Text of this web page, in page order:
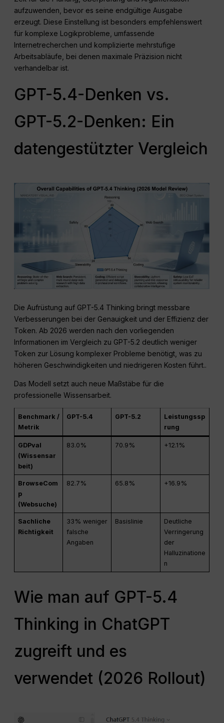
aufzuwenden, bevor es seine endgültige Ausgabe
erzeugt. Diese Einstellung ist besonders empfehlenswert
für komplexe Logikprobleme, umfassende
Internetrecherchen und komplizierte mehrstufige
Arbeitsabläufe, bei denen maximale Präzision nicht
verhandelbar ist.
GPT-5.4-Denken vs.
GPT-5.2-Denken: Ein
datengestützter Vergleich
Die Aufrüstung auf GPT-5.4 Thinking bringt messbare
Verbesserungen bei der Genauigkeit und der Effizienz der
Token. Ab 2026 werden nach den vorliegenden
Informationen im Vergleich zu GPT-5.2 deutlich weniger
Token zur Lösung komplexer Probleme benötigt, was zu
höheren Geschwindigkeiten und niedrigeren Kosten führt..
Das Modell setzt auch neue Maßstäbe für die
professionelle Wissensarbeit.
Benchmark /
Metrik
GPT-5.4 GPT-5.2
Leistungssp
rung
GDPval
(Wissensar
beit)
83.0% 70.9% +12.1%
BrowseCom
p
(Websuche)
82.7% 65.8% +16.9%
Sachliche
Richtigkeit
33% weniger
falsche
Angaben
Basislinie
Deutliche
Verringerung
der
Halluzinatione
n
Wie man auf GPT-5.4
Thinking in ChatGPT
zugreift und es
verwendet (2026 Rollout)